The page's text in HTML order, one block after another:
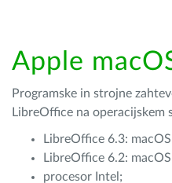
Apple
Programske in strojne
LibreOffice na operacijskem
LibreOffice 6.3:
LibreOffice 6.2:
procesor Intel;